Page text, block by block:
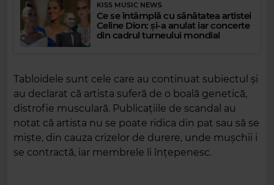
KISS MUSIC NEWS
Ce se întâmplă cu sănătatea artistei
Celine Dion: și-a anulat iar concerte
din cadrul turneului mondial
Tabloidele sunt cele care au continuat subiectul și
au declarat că artista suferă de o boală genetică,
distrofie musculară. Publicațiile de scandal au
notat că artista nu se poate ridica din pat sau să se
miște, din cauza crizelor de durere, unde mușchii i
se contractă, iar membrele îi înțepenesc.